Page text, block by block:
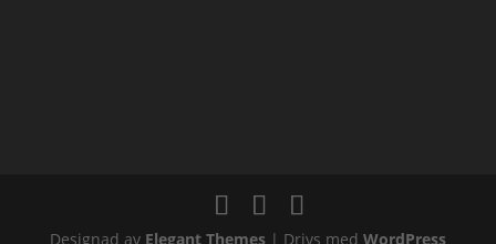
Designad av Elegant Themes| Drivs med WordPress